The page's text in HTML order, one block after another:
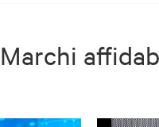
Marchi